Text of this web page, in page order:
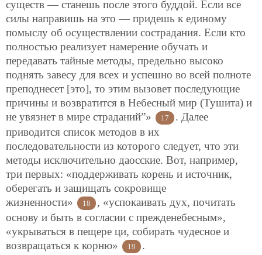
существ — станешь после этого буддой. Если все
силы направишь на это — придешь к единому
помыслу об осуществлении сострадания. Если кто
полностью реализует намерение обучать и
передавать тайные методы, предельно высоко
поднять завесу для всех и успешно во всей полноте
преподнесет [это], то этим вызовет последующие
причины и возвратится в Небесный мир (Тушита) и
не увязнет в мире страданий”»
17
. Далее
приводится список методов в их
последовательности из которого следует, что эти
методы исключительно даосские. Вот, например,
три первых: «поддерживать корень и источник,
оберегать и защищать сокровище
жизненности»
18
, «успокаивать дух, почитать
основу и быть в согласии с прежденебесным»,
«укрываться в пещере ци, собирать чудесное и
возвращаться к корню»
19 .